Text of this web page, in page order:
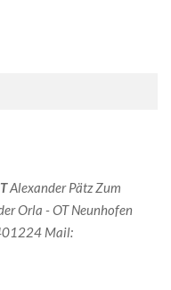
Alexander PätzZum
Orla - OT Neunhofen
Mail: